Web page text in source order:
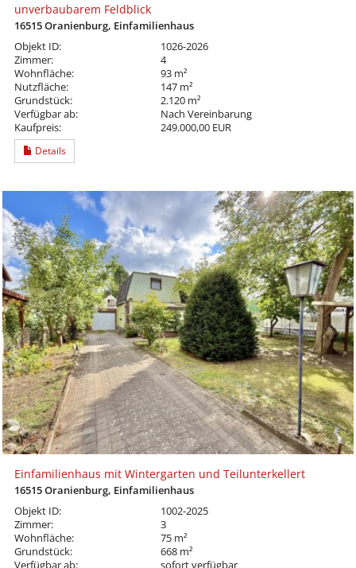
unverbaubarem Feldblick
16515 Oranienburg, Einfamilienhaus
Objekt ID:
1026-2026
Zimmer:
4
Wohnfläche:
93 m²
Nutzfläche:
147 m²
Grundstück:
2.120 m²
Verfügbar ab:
Nach Vereinbarung
Kaufpreis:
249.000,00 EUR
Details
Einfamilienhaus mit Wintergarten und Teilunterkellert
16515 Oranienburg, Einfamilienhaus
Objekt ID:
1002-2025
Zimmer:
3
Wohnfläche:
75 m²
Grundstück:
668 m²
Verfügbar ab:
sofort verfügbar